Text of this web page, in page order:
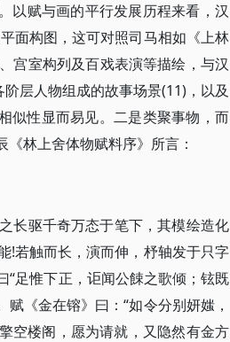
以赋与画的平行发展历程来看，汉
面构图，这可对照司马相如《上林
宫室构列及百戏表演等描绘，与汉
层人物组成的故事场景(11)，以及
似性显而易见。二是类聚事物，而
林上舍体物赋料序》所言：
长驱千奇万态于笔下，其模绘造化
!若触而长，演而伸，杼轴发于只字
“足惟下正，讵闻公餗之歌倾；铉既
《金在镕》曰：“如令分别妍媸，
空楼阁，愿为请就，又隐然有金方